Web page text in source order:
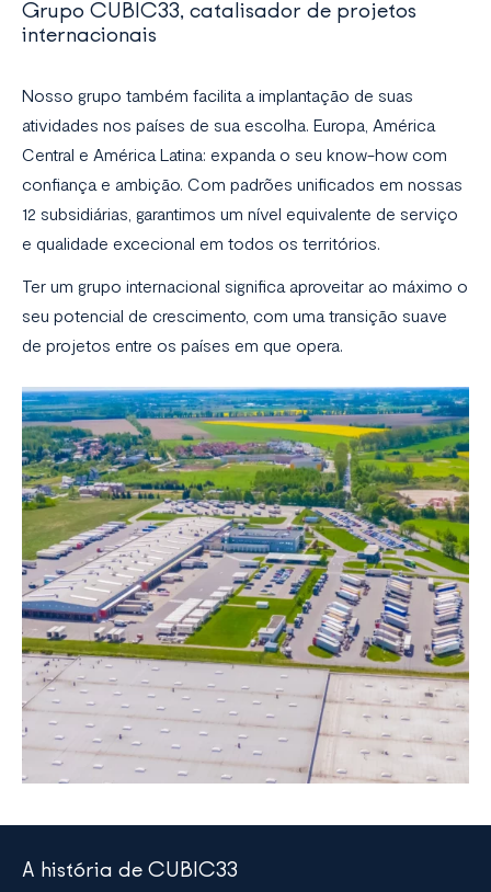
Grupo CUBIC33, catalisador de projetos
internacionais
Nosso grupo também facilita a implantação de suas
atividades nos países de sua escolha. Europa, América
Central e América Latina: expanda o seu know-how com
confiança e ambição. Com padrões unificados em nossas
12 subsidiárias, garantimos um nível equivalente de serviço
e qualidade excecional em todos os territórios.
Ter um grupo internacional significa aproveitar ao máximo o
seu potencial de crescimento, com uma transição suave
de projetos entre os países em que opera.
A história de CUBIC33